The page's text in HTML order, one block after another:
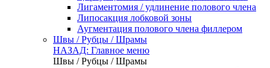
Лигаментомия / удлинение полового члена
Липосакция лобковой зоны
Аугментация полового члена филлером
Швы / Рубцы / Шрамы
НАЗАД: Главное меню
Швы / Рубцы / Шрамы